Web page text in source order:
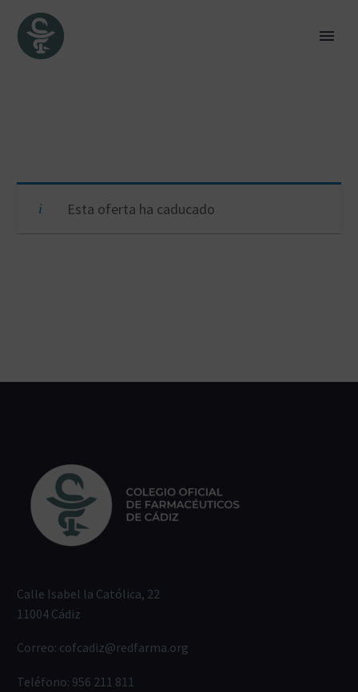
Esta oferta ha caducado
Calle Isabel la Católica, 22
11004 Cádiz
Correo: cofcadiz@redfarma.org
Teléfono: 956 211 811